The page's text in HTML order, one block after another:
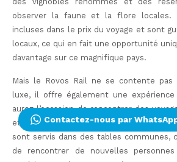
observer la faune et la flore locales.
incluses dans le prix du voyage et sont
locaux, ce qui en fait une opportunité
davantage sur ce magnifique pays.
Mais le Rovos Rail ne se contente pas
luxe, il offre également une expérience
aurez l’occasion de rencontrer des
et de partager des moments
sont servis dans des tables communes,
de rencontrer de nouvelles
Contactez-nous par